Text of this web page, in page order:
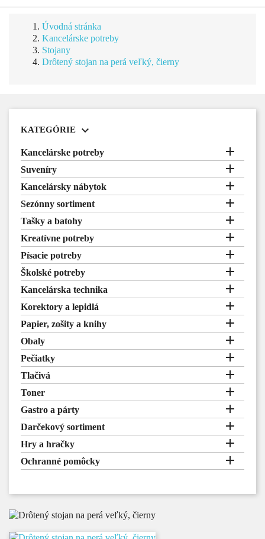
Úvodná stránka
Kancelárske potreby
Stojany
Drôtený stojan na perá veľký, čierny
KATEGÓRIE 
Kancelárske potreby 
Suveníry 
Kancelársky nábytok 
Sezónny sortiment 
Tašky a batohy 
Kreatívne potreby 
Písacie potreby 
Školské potreby 
Kancelárska technika 
Korektory a lepidlá 
Papier, zošity a knihy 
Obaly 
Pečiatky 
Tlačivá 
Toner 
Gastro a párty 
Darčekový sortiment 
Hry a hračky 
Ochranné pomôcky 